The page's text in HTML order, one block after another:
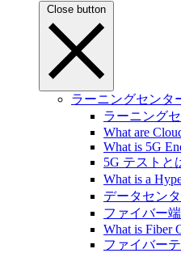
Close button
ラーニングセンタ
ラーニング
What are
What is 5G
5G テストと
What is a
データセン
ファイバー
What is Fiber
ファイバー